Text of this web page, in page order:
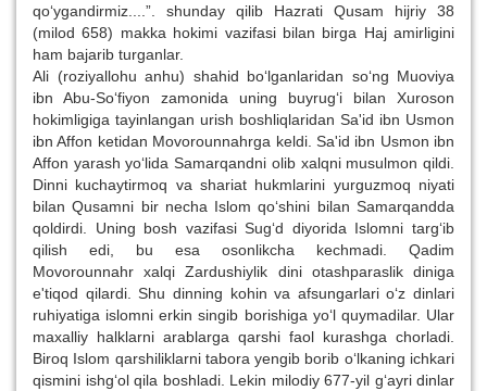
qo‘ygandirmiz....”. shunday qilib Hazrati Qusam hijriy 38
(milod 658) makka hokimi vazifasi bilan birga Haj amirligini
ham bajarib turganlar.
Ali (roziyallohu anhu) shahid bo‘lganlaridan so‘ng Muoviya
ibn Abu-So‘fiyon zamonida uning buyrug‘i bilan Xuroson
hokimligiga tayinlangan urish boshliqlaridan Sa'id ibn Usmon
ibn Affon ketidan Movorounnahrga keldi. Sa'id ibn Usmon ibn
Affon yarash yo‘lida Samarqandni olib xalqni musulmon qildi.
Dinni kuchaytirmoq va shariat hukmlarini yurguzmoq niyati
bilan Qusamni bir necha Islom qo‘shini bilan Samarqandda
qoldirdi. Uning bosh vazifasi Sug‘d diyorida Islomni targ‘ib
qilish edi, bu esa osonlikcha kechmadi. Qadim
Movorounnahr xalqi Zardushiylik dini otashparaslik diniga
e'tiqod qilardi. Shu dinning kohin va afsungarlari o‘z dinlari
ruhiyatiga islomni erkin singib borishiga yo‘l quymadilar. Ular
maxalliy halklarni arablarga qarshi faol kurashga chorladi.
Biroq Islom qarshiliklarni tabora yengib borib o‘lkaning ichkari
qismini ishg‘ol qila boshladi. Lekin milodiy 677-yil g‘ayri dinlar